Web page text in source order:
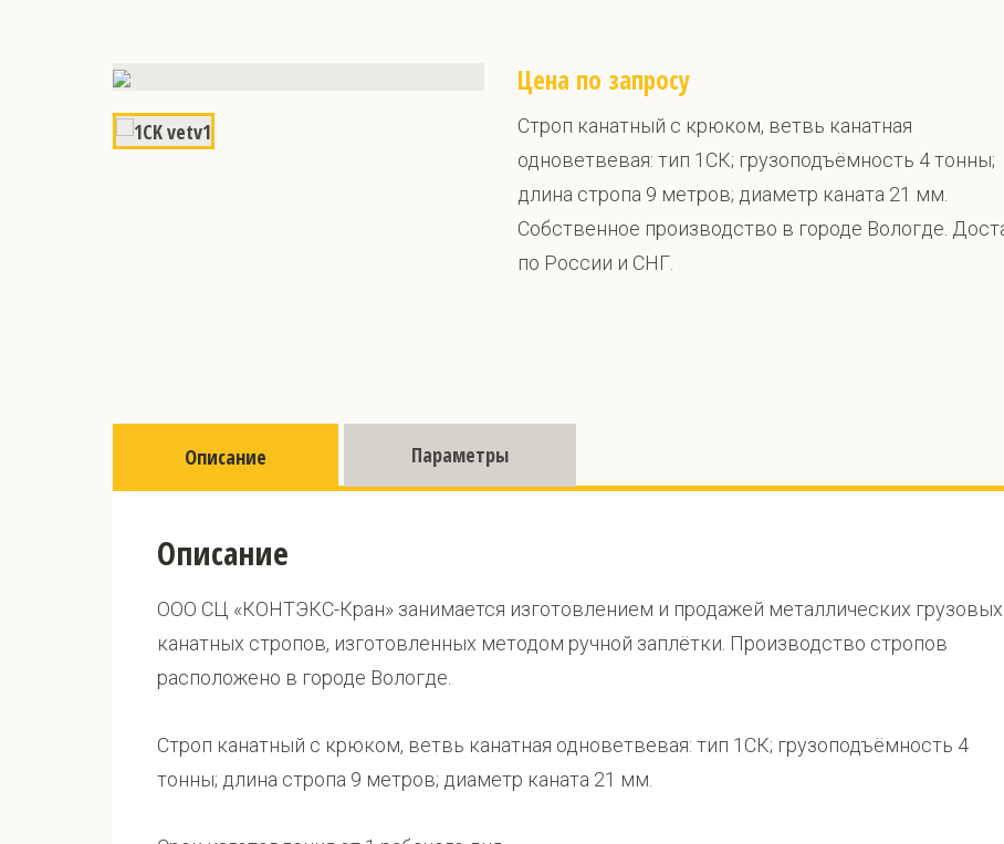
Цена по запросу
Строп канатный с крюком, ветвь канатная
одноветвевая: тип 1СК; грузоподъёмность 4 тонны;
длина стропа 9 метров; диаметр каната 21 мм.
Собственное производство в городе Вологде.
по России и СНГ.
Описание Параметры
Описание
ООО СЦ «КОНТЭКС-Кран» занимается изготовлением и продажей металлических грузовых
канатных стропов, изготовленных методом ручной заплётки. Производство стропов
расположено в городе Вологде.
Строп канатный с крюком, ветвь канатная одноветвевая: тип 1СК; грузоподъёмность 4
тонны; длина стропа 9 метров; диаметр каната 21 мм.